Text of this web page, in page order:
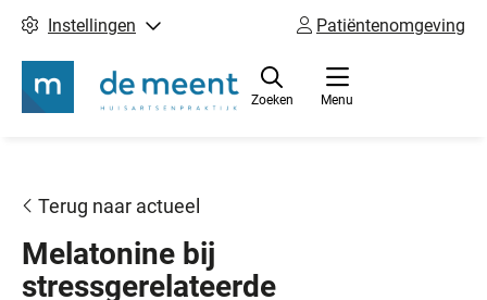
Instellingen Patiëntenomgeving
Menu
Zoeken
Melatonine bij
stressgerelateerde
Terug naar actueel